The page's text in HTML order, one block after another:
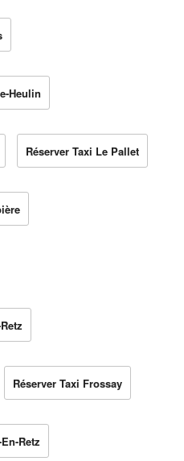
Heulin
Réserver Taxi Le Pallet
Réserver Taxi Frossay
Retz